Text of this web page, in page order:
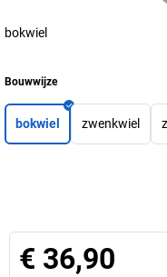
bokwiel
Bouwwijze
bokwiel zwenkwiel
€ 36,90